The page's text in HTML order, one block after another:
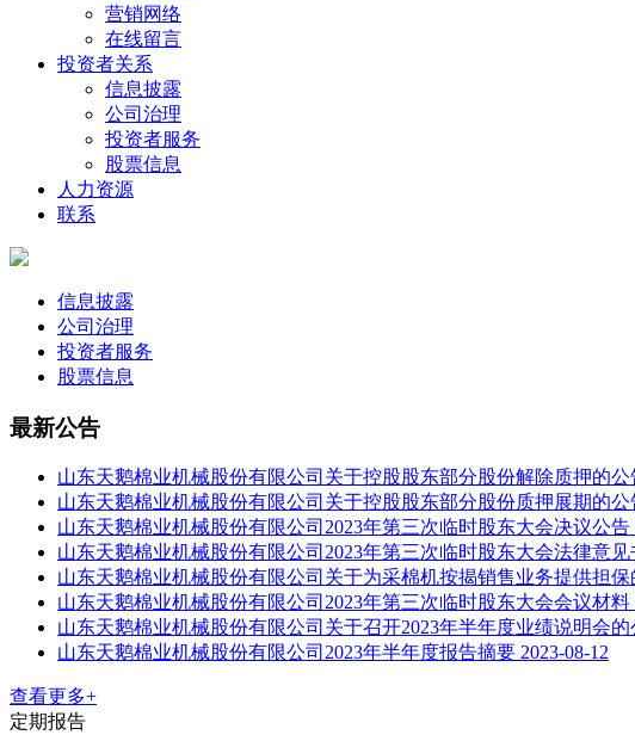
营销网络
在线留言
投资者关系
信息披露
公司治理
投资者服务
股票信息
人力资源
联系
信息披露
公司治理
投资者服务
股票信息
最新公告
山东天鹅棉业机械股份有限公司关于控股股东部分股份解除质押的公
山东天鹅棉业机械股份有限公司关于控股股东部分股份质押展期的公
山东天鹅棉业机械股份有限公司2023年第三次临时股东大会决议公告
山东天鹅棉业机械股份有限公司2023年第三次临时股东大会法律意见
山东天鹅棉业机械股份有限公司关于为采棉机按揭销售业务提供担
山东天鹅棉业机械股份有限公司2023年第三次临时股东大会会议材料
山东天鹅棉业机械股份有限公司关于召开2023年半年度业绩说明会的
山东天鹅棉业机械股份有限公司2023年半年度报告摘要 2023-08-12
查看更多+
定期报告